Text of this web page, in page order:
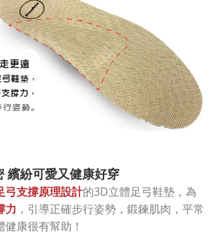
繽紛可愛又健康好穿
弓支撐原理設計的3D立體足弓鞋墊，為
力 ，引導正確步行姿勢，鍛鍊肌肉，平常
康很有幫助！